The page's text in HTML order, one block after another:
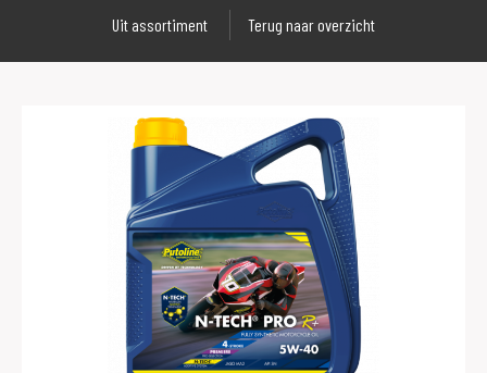
Uit assortiment Terug naar overzicht